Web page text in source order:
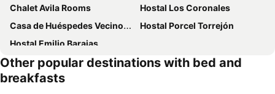
Chalet Avila Rooms
Hostal Los Coronales
Casa de Huéspedes Vecinodecerbantes
Hostal Porcel Torrejón
Hostal Emilio Barajas
Other popular destinations with bed and
breakfasts